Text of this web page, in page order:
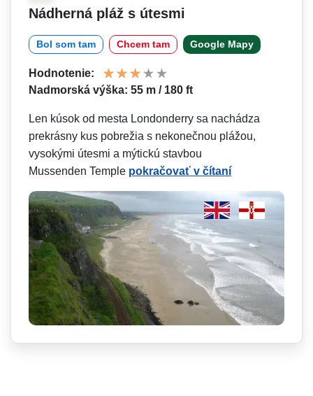
Nádherná pláž s útesmi
Bol som tam Chcem tam Google Mapy
Hodnotenie:
Nadmorská výška: 55 m / 180 ft
Len kúsok od mesta Londonderry sa nachádza
prekrásny kus pobrežia s nekonečnou plážou,
vysokými útesmi a mýtickú stavbou
Mussenden Temple pokračovať v čítaní